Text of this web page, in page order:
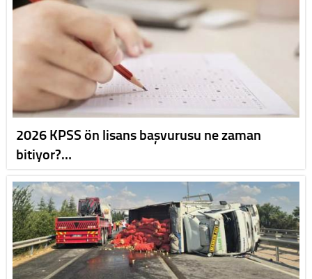
2026 KPSS ön lisans başvurusu ne zaman
bitiyor?…